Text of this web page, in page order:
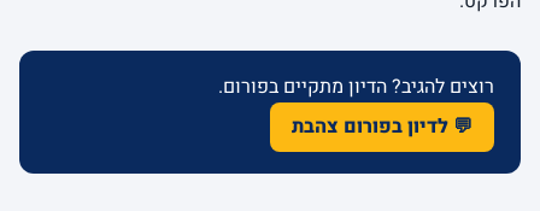
רוצים להגיב? הדיון מתקיים בפורום.
💬 לדיון בפורום צהבת